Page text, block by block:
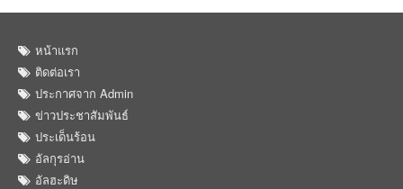
หน้าแรก
ติดต่อเรา
ประกาศจาก Admin
ข่าวประชาสัมพันธ์
ประเด็นร้อน
อัลกุรอ่าน
อัลฮะดิษ